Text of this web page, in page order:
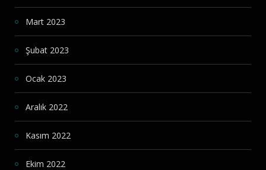
Mart 2023
Şubat 2023
Ocak 2023
Aralık 2022
Kasım 2022
Ekim 2022